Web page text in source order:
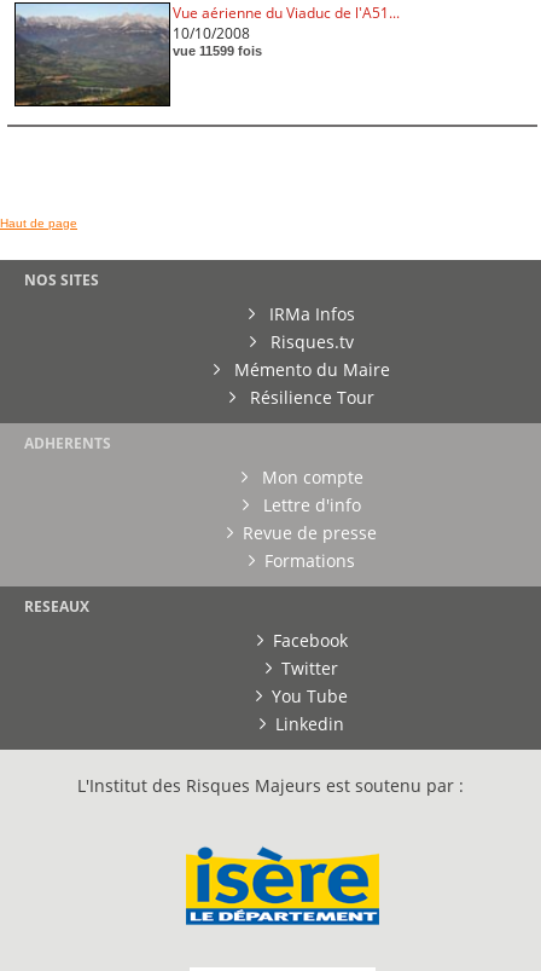
Vue aérienne du Viaduc de l'A51...
10/10/2008
vue 11599 fois
Haut de page
NOS SITES
IRMa Infos
Risques.tv
Mémento du Maire
Résilience Tour
ADHERENTS
Mon compte
Lettre d'info
Revue de presse
Formations
RESEAUX
Facebook
Twitter
You Tube
Linkedin
L'Institut des Risques Majeurs est soutenu par :